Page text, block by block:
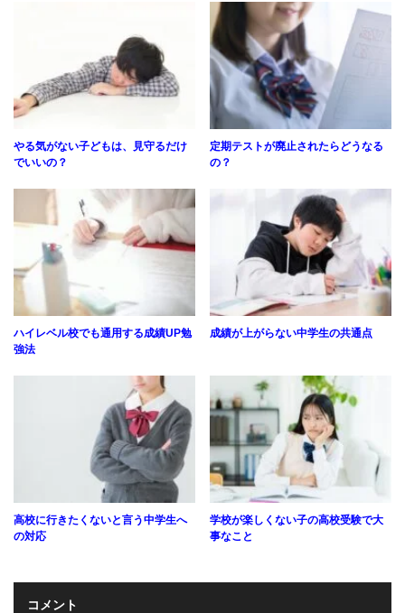
やる気がない子どもは、見守るだけ
でいいの？
定期テストが廃止されたらどうなる
の？
ハイレベル校でも通用する成績UP勉
強法
成績が上がらない中学生の共通点
高校に行きたくないと言う中学生へ
の対応
学校が楽しくない子の高校受験で大
事なこと
コメント